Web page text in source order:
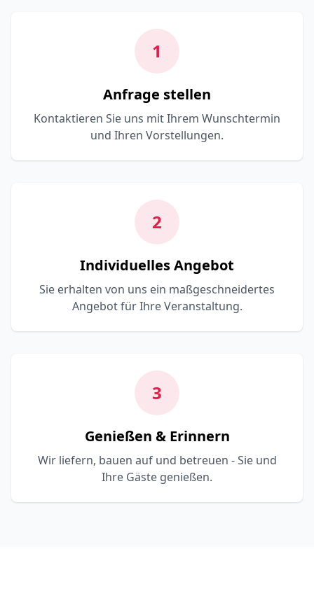
1
Anfrage stellen
Kontaktieren Sie uns mit Ihrem Wunschtermin
und Ihren Vorstellungen.
2
Individuelles Angebot
Sie erhalten von uns ein maßgeschneidertes
Angebot für Ihre Veranstaltung.
3
Genießen & Erinnern
Wir liefern, bauen auf und betreuen - Sie und
Ihre Gäste genießen.